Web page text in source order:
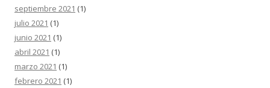
septiembre 2021 (1)
julio 2021 (1)
junio 2021 (1)
abril 2021 (1)
marzo 2021 (1)
febrero 2021 (1)